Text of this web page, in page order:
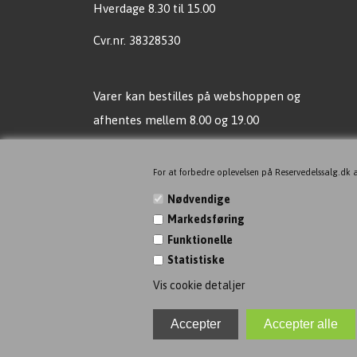
For at forbedre oplevelsen på
Nødvendige
Markedsføring
Funktionelle
Statistiske
Vis cookie detaljer
Hverdage 8.30 til 15.00
Cvr.nr. 38328530
Varer kan bestilles på webshoppen og
afhentes mellem 8.00 og 19.00
komme alligevel, så bare aftal tid!
Ingen kortbetaling ved fremmøde, men gerne
MOBILEPAY!